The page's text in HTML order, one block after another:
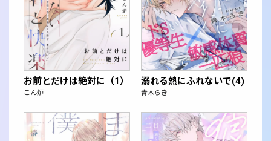
お前とだけは絶対に（1）
こん炉
溺れる熱にふれないで(4)
青木らき